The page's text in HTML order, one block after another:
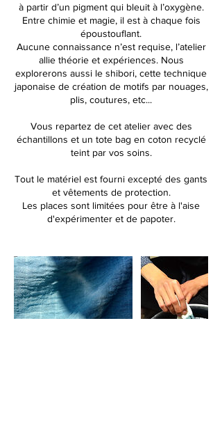
à partir d’un pigment qui bleuit à l’oxygène.
Entre chimie et magie, il est à chaque fois
époustouflant.
Aucune connaissance n’est requise, l’atelier
allie théorie et expériences. Nous
explorerons aussi le shibori, cette technique
japonaise de création de motifs par nouages,
plis, coutures, etc...
Vous repartez de cet atelier avec des
échantillons et un tote bag en coton recyclé
teint par vos soins.
Tout le matériel est fourni excepté des gants
et vêtements de protection.
Les places sont limitées pour être à l'aise
d'expérimenter et de papoter.